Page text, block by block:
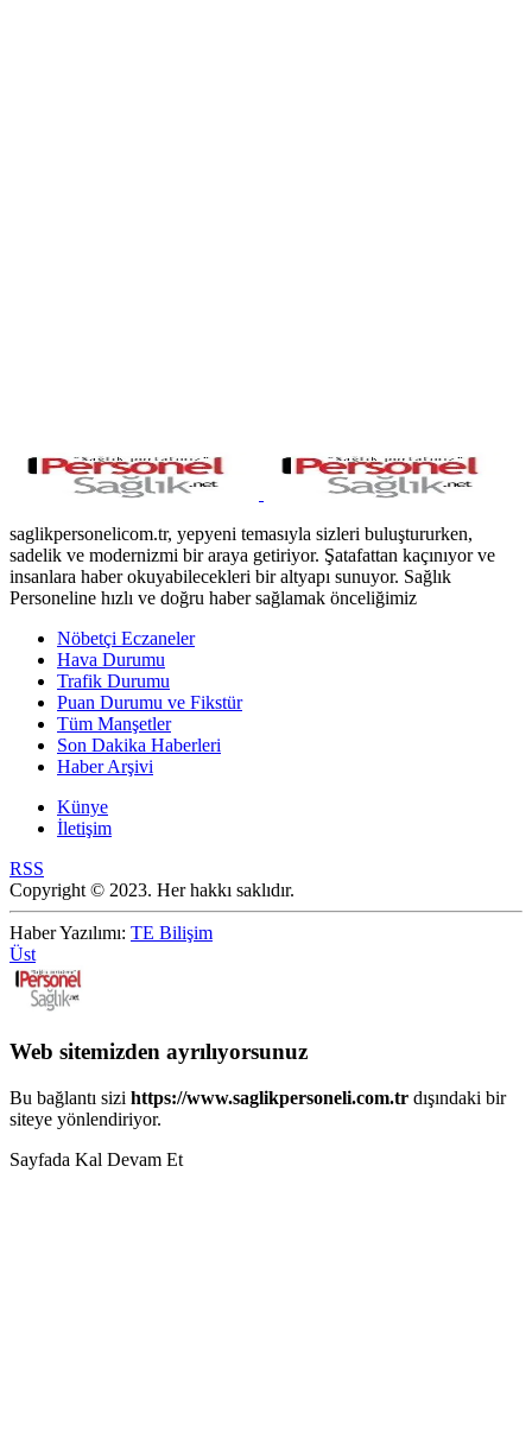
saglikpersonelicom.tr, yepyeni temasıyla sizleri buluştururken,
sadelik ve modernizmi bir araya getiriyor. Şatafattan kaçınıyor ve
insanlara haber okuyabilecekleri bir altyapı sunuyor. Sağlık
Personeline hızlı ve doğru haber sağlamak önceliğimiz
Nöbetçi Eczaneler
Hava Durumu
Trafik Durumu
Puan Durumu ve Fikstür
Tüm Manşetler
Son Dakika Haberleri
Haber Arşivi
Künye
İletişim
RSS
Copyright © 2023. Her hakkı saklıdır.
Haber Yazılımı: TE Bilişim
Üst
Web sitemizden ayrılıyorsunuz
Bu bağlantı sizi https://www.saglikpersoneli.com.tr dışındaki bir
siteye yönlendiriyor.
Sayfada Kal Devam Et